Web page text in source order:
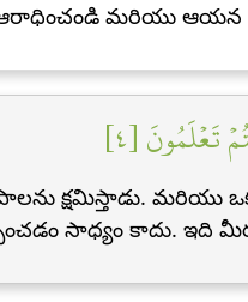
మరియు ఆయన
[٤]
క్షమిస్తాడు. మరియు
సాధ్యం కాదు. ఇది